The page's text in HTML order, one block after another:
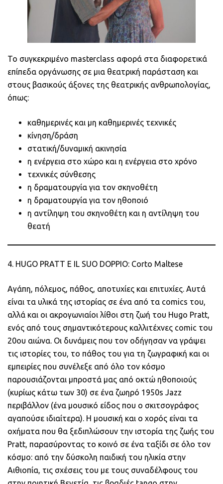
Το συγκεκριμένο masterclass αφορά στα διαφορετικά
επίπεδα οργάνωσης σε μια θεατρική παράσταση και
στους βασικούς άξονες της θεατρικής ανθρωπολογίας,
όπως:
καθημερινές και μη καθημερινές τεχνικές
κίνηση/δράση
στατική/δυναμική ακινησία
η ενέργεια στο χώρο και η ενέργεια στο χρόνο
τεχνικές σύνθεσης
η δραματουργία για τον σκηνοθέτη
η δραματουργία για τον ηθοποιό
η αντίληψη του σκηνοθέτη και η αντίληψη του
θεατή
4. HUGO PRATT E IL SUO DOPPIO: Corto Maltese
Αγάπη, πόλεμος, πάθος, αποτυχίες και επιτυχίες. Αυτά
είναι τα υλικά της ιστορίας σε ένα από τα comics του,
αλλά και οι ακρογωνιαίοι λίθοι στη ζωή του Hugo Pratt,
ενός από τους σημαντικότερους καλλιτέχνες comic του
20ου αιώνα. Οι δυνάμεις που τον οδήγησαν να γράψει
τις ιστορίες του, το πάθος του για τη ζωγραφική και οι
εμπειρίες που συνέλεξε από όλο τον κόσμο
παρουσιάζονται μπροστά μας από οκτώ ηθοποιούς
(κυρίως κάτω των 30) σε ένα ζωηρό 1950s Jazz
περιβάλλον (ένα μουσικό είδος που ο σκιτσογράφος
αγαπούσε ιδιαίτερα). Η μουσική και ο χορός είναι τα
οχήματα που θα ξεδιπλώσουν την ιστορία της ζωής του
Pratt, παρασύροντας το κοινό σε ένα ταξίδι σε όλο τον
κόσμο: από την δύσκολη παιδική του ηλικία στην
Αιθιοπία, τις σχέσεις του με τους συναδέλφους του